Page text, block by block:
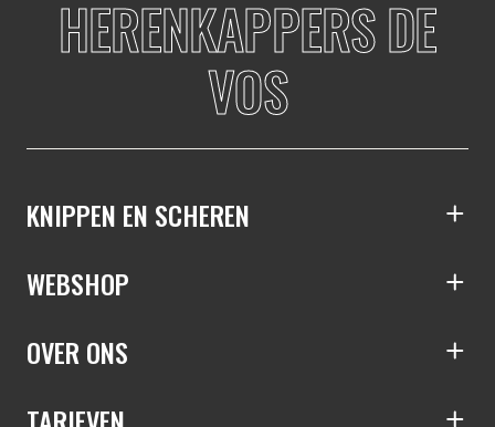
HERENKAPPERS DE
VOS
KNIPPEN EN SCHEREN
WEBSHOP
OVER ONS